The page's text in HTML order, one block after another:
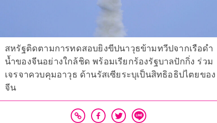
สหรัฐติดตามการทดสอบยิงขีปนาวุธข้ามทวีปจากเรือดำ
น้ำของจีนอย่างใกล้ชิด พร้อมเรียกร้องรัฐบาลปักกิ่ง ร่วม
เจรจาควบคุมอาวุธ ด้านรัสเซียระบุเป็นสิทธิอธิปไตยของ
จีน